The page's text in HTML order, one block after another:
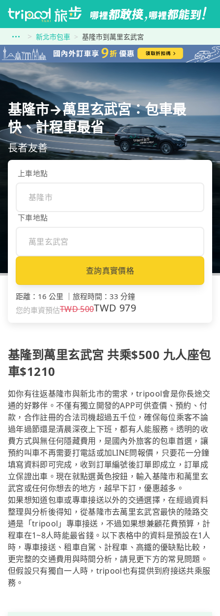
新北市包車 基隆市到萬里玄武宮
基隆市→萬里玄武宮：包車最
快、計程車最省
長者友善
上車地點
下車地點
查詢真實價格
距離 ： 16 公里 旅程時間 ： 33 分鐘
您的車資預估TWD500TWD 979
基隆到萬里玄武宮 共乘$500 九人座包
車$1210
如你有往返基隆市與新北市的需求，tripool會是你長途交
通的好夥伴。不僅有獨立開發的APP可供查價、預約、付
款，合作註冊的合法司機超過五千位，確保每位乘客不論
過年過節還是清晨深夜上下班，都有人能服務。透明的收
費方式與無任何隱藏費用，是國內外旅客的包車首選，讓
預約叫車不再需要打電話或加LINE問報價，只要花一分鐘
填寫資料即可完成，收到訂單編號後訂單即成立，訂單成
立保證出車。現在就點選黃色按鈕，輸入基隆市和萬里玄
武宮或任何你想去的地方，越早下訂，優惠越多。
如果想知道包車或專車接送以外的交通選擇，在經過資料
整理與分析後得知，從基隆市去萬里玄武宮最快的陸路交
通是「tripool」專車接送，不過如果想兼顧花費預算，計
程車在1~8人時能最省錢。以下表格中的資料是預設在1人
時，專車接送、租車自駕、計程車、高鐵的優缺點比較，
更完整的交通費用與時間分析，請見更下方的常見問題。
但假設只有獨自一人時，tripool也有提供到府接送共乘服
務。